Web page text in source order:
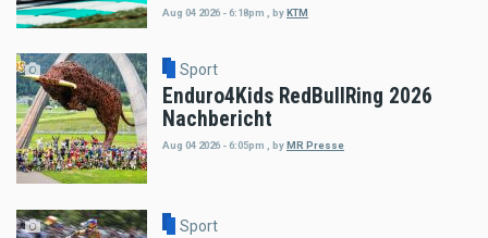
Aug 04 2026 - 6:18pm byKTM
Sport
Enduro4Kids RedBullRing 2026
Nachbericht
Aug 04 2026 - 6:05pm , byMR Presse
Sport